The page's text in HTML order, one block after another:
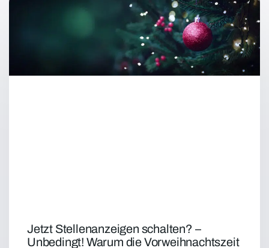
Jetzt Stellenanzeigen schalten? –
Unbedingt! Warum die Vorweihnachtszeit